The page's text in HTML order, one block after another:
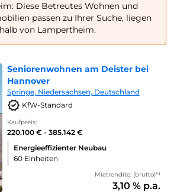
Diese Betreutes Wohnen und
passen zu Ihrer Suche, liegen
von Lampertheim.
Seniorenwohnen am Deister bei
Hannover
Springe, Niedersachsen, Deutschland
KfW-Standard
Kaufpreis:
220.100 € - 385.142 €
Energieeffizienter Neubau
60 Einheiten
Mietrendite: (brutto)*¹
3,10 % p.a.